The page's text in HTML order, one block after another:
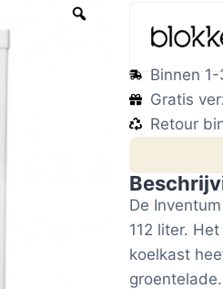
Binnen
Gratis
Retour
De
112 liter.
koelkast
groentelade.